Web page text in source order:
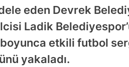
eden Devrek
Ladik
boyunca etkili futbol
yakaladı.